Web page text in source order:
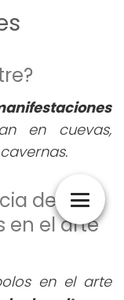
en cuevas,
de
en el arte
en el arte